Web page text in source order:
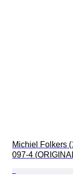
Michiel Folkers
097-4